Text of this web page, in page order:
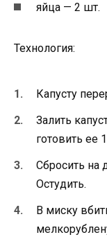
яйца — 2 шт.
Технология:
Капусту
Залить
готовить ее
Сбросить на
Остудить.
В миску